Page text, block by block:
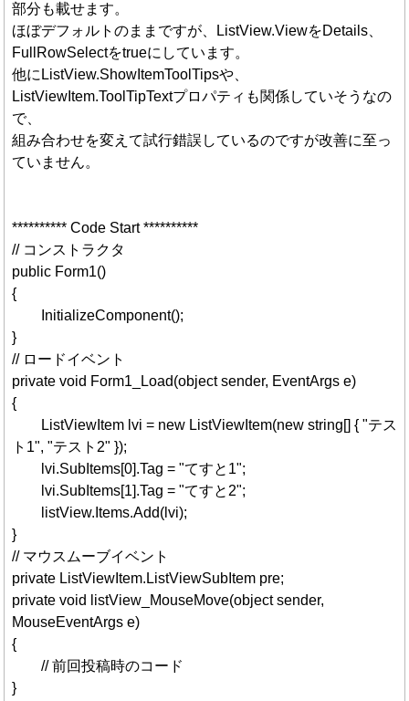
部分も載せます。
ほぼデフォルトのままですが、ListView.ViewをDetails、
FullRowSelectをtrueにしています。
他にListView.ShowItemToolTipsや、
ListViewItem.ToolTipTextプロパティも関係していそうなの
で、
組み合わせを変えて試行錯誤しているのですが改善に至っ
ていません。
********** Code Start **********
// コンストラクタ
public Form1()
{
InitializeComponent();
}
// ロードイベント
private void Form1_Load(object sender, EventArgs e)
{
ListViewItem lvi = new ListViewItem(new string[] { "テス
ト1", "テスト2" });
lvi.SubItems[0].Tag = "てすと1";
lvi.SubItems[1].Tag = "てすと2";
listView.Items.Add(lvi);
}
// マウスムーブイベント
private ListViewItem.ListViewSubItem pre;
private void listView_MouseMove(object sender,
MouseEventArgs e)
{
// 前回投稿時のコード
}